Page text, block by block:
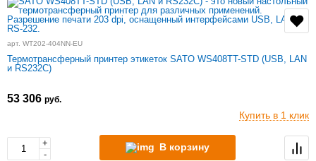
арт. WT202-404NN-EU
Термотрансферный принтер этикеток SATO WS408TT-STD (USB, LAN
и RS232C)
53 306 руб.
Купить в 1 клик
+
-
В корзину